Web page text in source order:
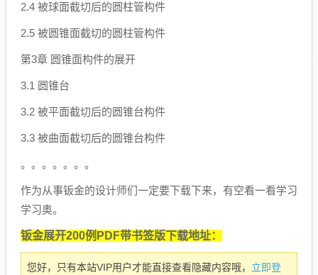
2.4 被球面截切后的圆柱管构件
2.5 被圆锥面截切的圆柱管构件
第3章 圆锥面构件的展开
3.1 圆锥台
3.2 被平面截切后的圆锥台构件
3.3 被曲面截切后的圆锥台构件
。。。。。。。
作为从事钣金的设计师们一定要下载下来，有空看一看学习
学习奥。
钣金展开200例PDF带书签版下载地址：
您好，只有本站VIP用户才能直接查看隐藏内容哦， 立即登